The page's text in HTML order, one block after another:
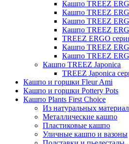
Кашпо TREEZ
Кашпо TREEZ
Кашпо TREEZ
Кашпо TREEZ
TREEZ ERGO
Кашпо TREEZ
Кашпо TREEZ
Кашпо TREEZ Japonica
TREEZ Japonica
Кашпо и горшки Fleur Ami
Кашпо и горшки Pottery Pots
Кашпо Plants First Choice
Из натуральных
Металлические кашпо
Пластиковые кашпо
Уличные кашпо и вазоны